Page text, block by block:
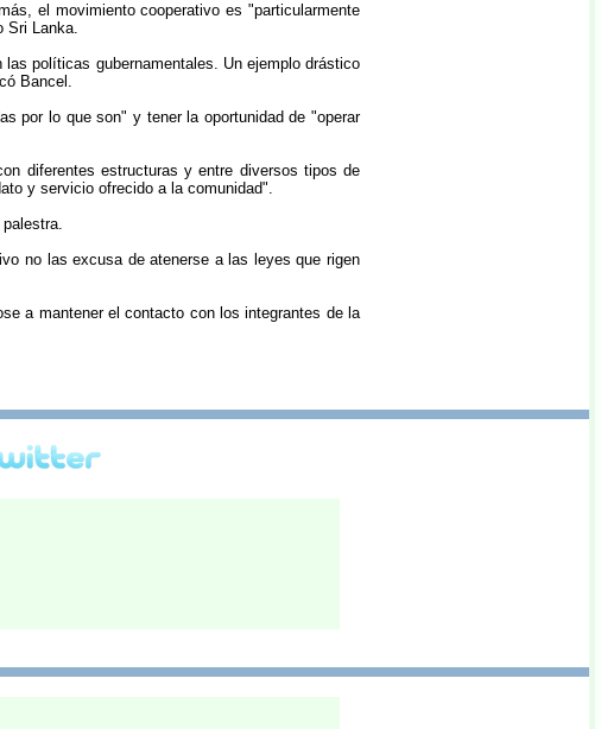
el movimiento cooperativo es "particularmente
Sri Lanka.
políticas gubernamentales. Un ejemplo drástico
Bancel.
por lo que son" y tener la oportunidad de "operar
diferentes estructuras y entre diversos tipos de
y servicio ofrecido a la comunidad".
no las excusa de atenerse a las leyes que rigen
a mantener el contacto con los integrantes de la